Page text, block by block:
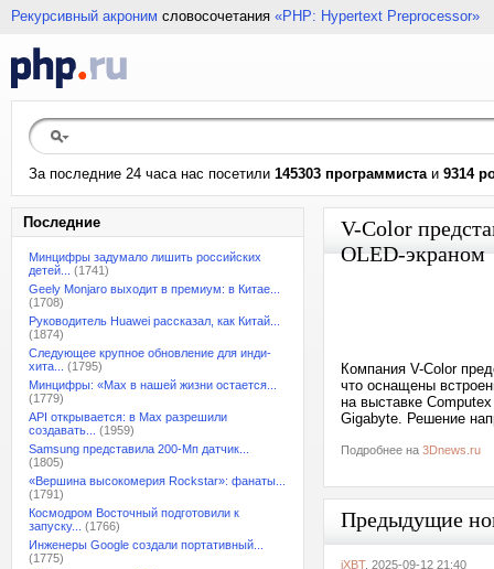
Рекурсивный акроним словосочетания «PHP: Hypertext Preprocessor»
За последние 24 часа нас посетили 145303 программистаи 9314
Последние
Минцифры задумало лишить российских
детей...
(1741)
Geely Monjaro выходит в премиум: в Китае...
(1708)
Руководитель Huawei рассказал, как Китай...
(1874)
Следующее крупное обновление для инди-
хита...
(1795)
Минцифры: «Max в нашей жизни остается...
(1779)
API открывается: в Max разрешили
создавать...
(1959)
Samsung представила 200-Мп датчик...
(1805)
«Вершина высокомерия Rockstar»: фанаты...
(1791)
Космодром Восточный подготовили к
запуску...
(1766)
Инженеры Google создали портативный...
(1775)
V-Color
OLED-экраном
Компания V-Color
что оснащены
на выставке
Gigabyte. Решение
Подробнее на 3Dnews.ru
Предыдущие
iXBT, 2025-09-12 21:40